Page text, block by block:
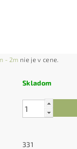
- 2m nie je v cene.
Skladom
331